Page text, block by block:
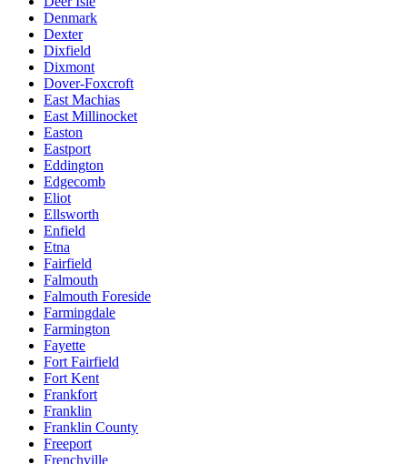
Denmark
Dexter
Dixfield
Dixmont
Dover-Foxcroft
East Machias
East Millinocket
Easton
Eastport
Eddington
Edgecomb
Eliot
Ellsworth
Enfield
Etna
Fairfield
Falmouth
Falmouth Foreside
Farmingdale
Farmington
Fayette
Fort Fairfield
Fort Kent
Frankfort
Franklin
Franklin County
Freeport
Frenchville